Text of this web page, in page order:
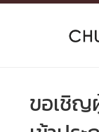
Skip
ขอเชิญ